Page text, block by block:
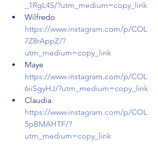
_1RgL4S/?utm_medium=copy_link
Wilfredo
https://www.instagram.com/p/COL
7Z8rAppZ/?
utm_medium=copy_link
Maye
https://www.instagram.com/p/COL
6iiSgyHJ/?utm_medium=copy_link
Claudia
https://www.instagram.com/p/COL
5pBMAHTF/?
utm_medium=copy_link